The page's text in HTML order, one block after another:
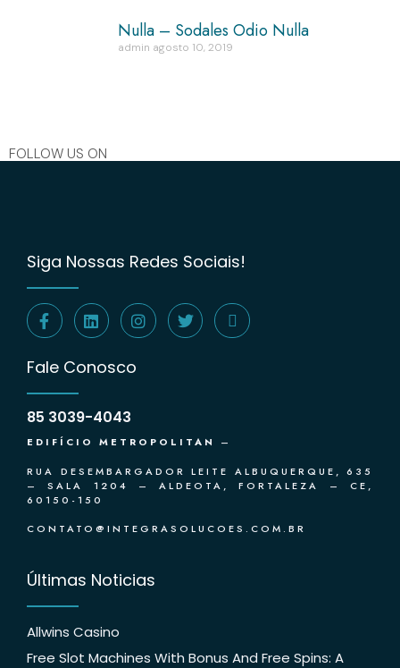
Nulla – Sodales Odio Nulla
admin agosto 10, 2019
FOLLOW US ON
Últimas Noticias
Allwins Casino
Free Slot Machines With Bonus And Free Spins: A
Fale Conosco
85 3039-4043
EDIFÍCIO METROPOLITAN –
RUA DESEMBARGADOR LEITE ALBUQUERQUE, 635
– SALA 1204 – ALDEOTA, FORTALEZA – CE,
60150-150
CONTATO@INTEGRASOLUCOES.COM.BR
Siga Nossas Redes Sociais!